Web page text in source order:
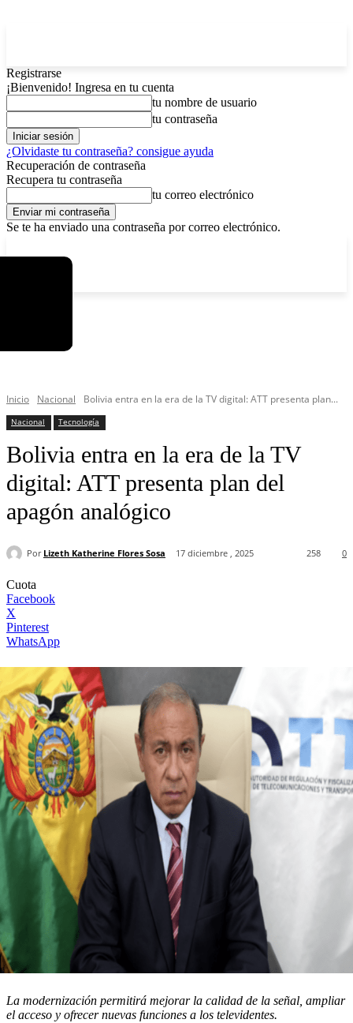
Registrarse
¡Bienvenido! Ingresa en tu cuenta
tu nombre de usuario
tu contraseña
¿Olvidaste tu contraseña? consigue ayuda
Recuperación de contraseña
Recupera tu contraseña
tu correo electrónico
Se te ha enviado una contraseña por correo electrónico.
Inicio Nacional Bolivia entra en la era de la TV digital: ATT presenta plan...
Nacional Tecnología
Bolivia entra en la era de la TV
digital: ATT presenta plan del
apagón analógico
Por Lizeth Katherine Flores Sosa 17 diciembre , 2025 0
258
Cuota
Facebook
X
Pinterest
WhatsApp
La modernización permitirá mejorar la calidad de la señal, ampliar
el acceso y ofrecer nuevas funciones a los televidentes.